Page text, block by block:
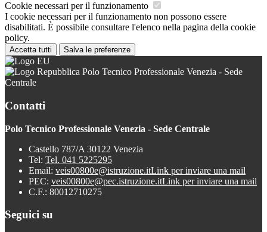
Cookie necessari per il funzionamento
I cookie necessari per il funzionamento non possono essere
disabilitati. È possibile consultare l'elenco nella pagina della cookie
policy.
Accetta tutti Salva le preferenze
Polo Tecnico Professionale Venezia - Sede
Centrale
Contatti
Polo Tecnico Professionale Venezia - Sede Centrale
Castello 787/A 30122 Venezia
Tel: Tel. 041 5225295
Email: veis00800e@istruzione.itLink per inviare una mail
PEC: veis00800e@pec.istruzione.itLink per inviare una mail
C.F.: 80012710275
Seguici su